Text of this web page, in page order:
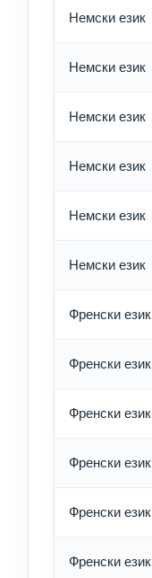
Немски език
Немски език
Немски език
Немски език
Немски език
Немски език
Френски език
Френски език
Френски език
Френски език
Френски език
Френски език